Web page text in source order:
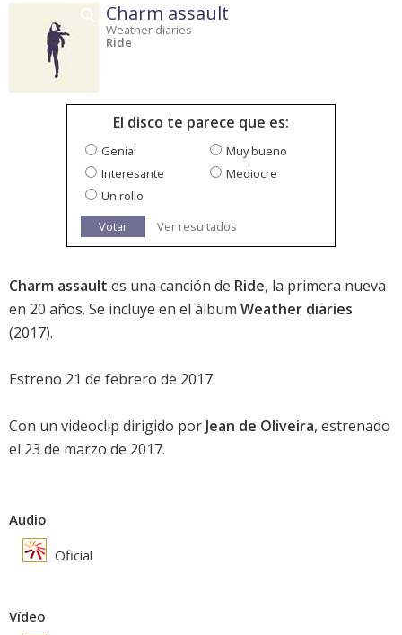
Charm assault
Weather diaries
Ride
El disco te parece que es:
Genial
Muy bueno
Interesante
Mediocre
Un rollo
Votar
Ver resultados
Charm assault es una canción de Ride, la primera nueva
en 20 años. Se incluye en el álbum Weather diaries
(2017).
Estreno 21 de febrero de 2017.
Con un videoclip dirigido por Jean de Oliveira, estrenado
el 23 de marzo de 2017.
Audio
Oficial
Vídeo